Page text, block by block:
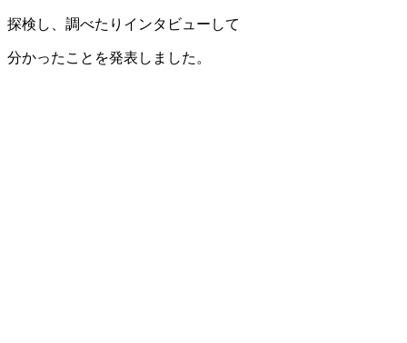
探検し、調べたりインタビューして
分かったことを発表しました。